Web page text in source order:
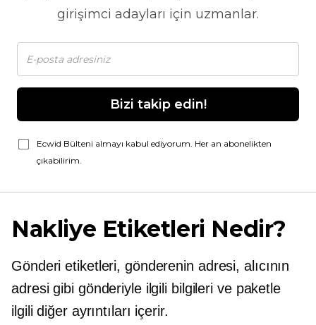
girişimci adayları için uzmanlar.
Bizi takip edin!
Ecwid Bülteni almayı kabul ediyorum. Her an abonelikten
çıkabilirim.
Nakliye Etiketleri Nedir?
Gönderi etiketleri, gönderenin adresi, alıcının
adresi gibi gönderiyle ilgili bilgileri ve paketle
ilgili diğer ayrıntıları içerir.